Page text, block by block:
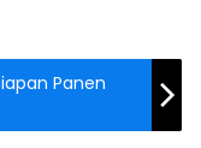
Panen